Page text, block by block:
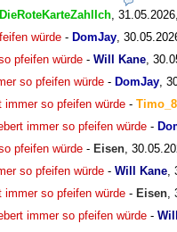
DieRoteKarteZahlIch
würde - DomJay
pfeifen würde - Will Kane
so pfeifen würde - DomJay
immer so pfeifen würde -
immer so pfeifen würde -
pfeifen würde - Eisen
so pfeifen würde - Will Kane
immer so pfeifen würde - Eisen
immer so pfeifen würde -